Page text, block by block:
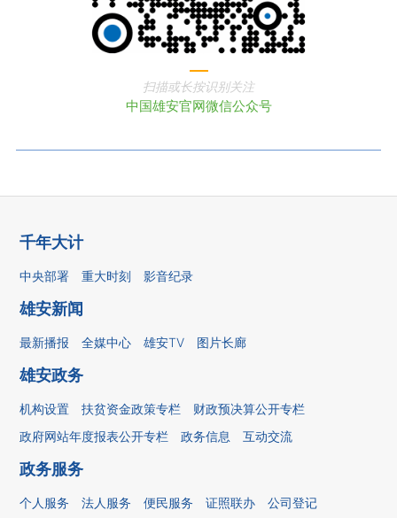
扫描或长按识别关注
中国雄安官网微信公众号
千年大计
中央部署 重大时刻 影音纪录
雄安新闻
最新播报 全媒中心 雄安TV 图片长廊
雄安政务
机构设置 扶贫资金政策专栏
财政预决算公开专栏
政府网站年度报表公开专栏
政务信息 互动交流
政务服务
个人服务 法人服务 便民服务 证照联办
公司登记